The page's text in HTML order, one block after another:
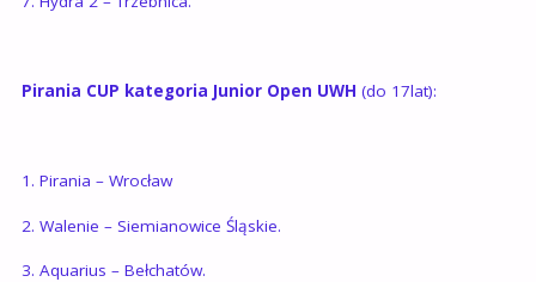
Pirania CUP kategoria Junior Open UWH (do 17lat):
1. Pirania – Wrocław
2. Walenie – Siemianowice Śląskie.
3. Aquarius – Bełchatów.